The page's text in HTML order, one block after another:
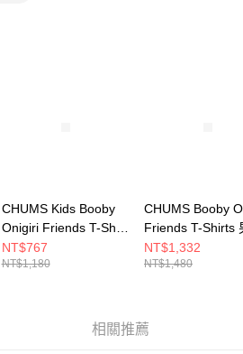
，將依據個別帳號之用戶狀況，依本公司即
CHUMS Kids Booby
Onigiri Friends T-Shirt
中大童 短袖上衣 黃色
CH211444Y001
NT$767
NT$1,180
CHUMS Booby
Friends T-Shirts
袖上衣 Green
CH012743C086
NT$1,332
NT$1,480
相關推薦